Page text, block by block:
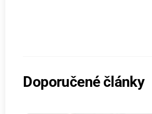
Doporučené články